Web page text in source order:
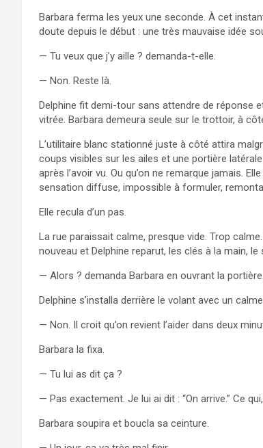
Barbara ferma les yeux une seconde. À cet
doute depuis le début : une très mauvaise idée
— Tu veux que j’y aille ? demanda-t-elle.
— Non. Reste là.
Delphine fit demi-tour sans attendre de réponse
vitrée. Barbara demeura seule sur le trottoir, à
L’utilitaire blanc stationné juste à côté attira
coups visibles sur les ailes et une portière
après l’avoir vu. Ou qu’on ne remarque jamais.
sensation diffuse, impossible à formuler,
Elle recula d’un pas.
La rue paraissait calme, presque vide. Trop
nouveau et Delphine reparut, les clés à la main,
— Alors ? demanda Barbara en ouvrant la
Delphine s’installa derrière le volant avec un
— Non. Il croit qu’on revient l’aider dans deux
Barbara la fixa.
— Tu lui as dit ça ?
— Pas exactement. Je lui ai dit : “On arrive.” Ce
Barbara soupira et boucla sa ceinture.